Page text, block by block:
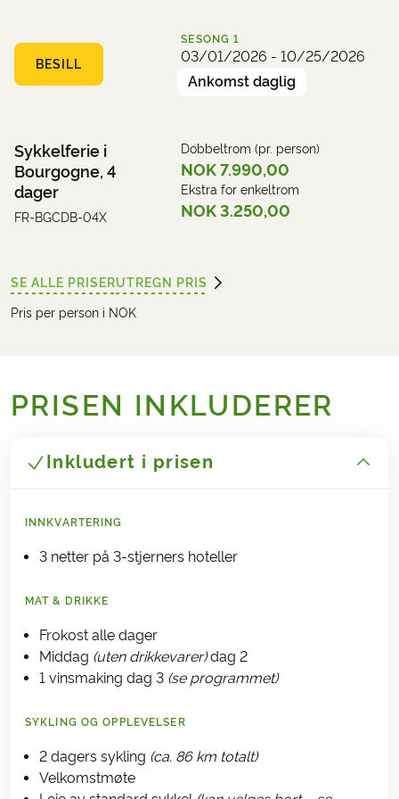
BESILL
Sykkelferie i
Bourgogne, 4
dager
FR-BGCDB-04X
SESONG 1
03/01/2026 - 10/25/2026
Ankomst daglig
Dobbeltrom (pr. person)
NOK 7.990,00
Ekstra for enkeltrom
NOK 3.250,00
SE ALLE PRISERUTREGN PRIS
Pris per person i NOK
PRISEN INKLUDERER
Inkludert i prisen
INNKVARTERING
3 netter på 3-stjerners hoteller
MAT & DRIKKE
Frokost alle dager
Middag (uten drikkevarer)dag 2
1 vinsmaking dag 3 (se programmet)
SYKLING OG OPPLEVELSER
2 dagers sykling (ca. 86 km totalt)
Velkomstmøte